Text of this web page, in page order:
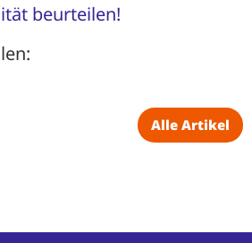
beurteilen!
Alle Artikel